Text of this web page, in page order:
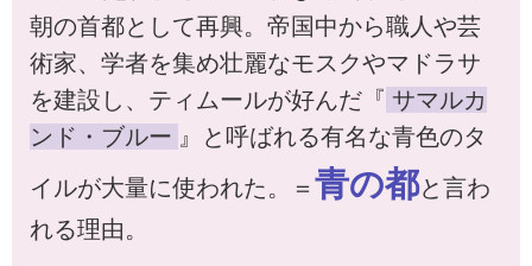
朝の首都として再興。帝国中から職人や芸
術家、学者を集め壮麗なモスクやマドラサ
を建設し、ティムールが好んだ『 サマルカ
ンド・ブルー 』と呼ばれる有名な青色のタ
イルが大量に使われた。＝青の都と言わ
れる理由。